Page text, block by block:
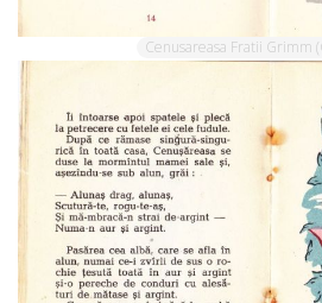
Cenusareasa Fratii Grimm